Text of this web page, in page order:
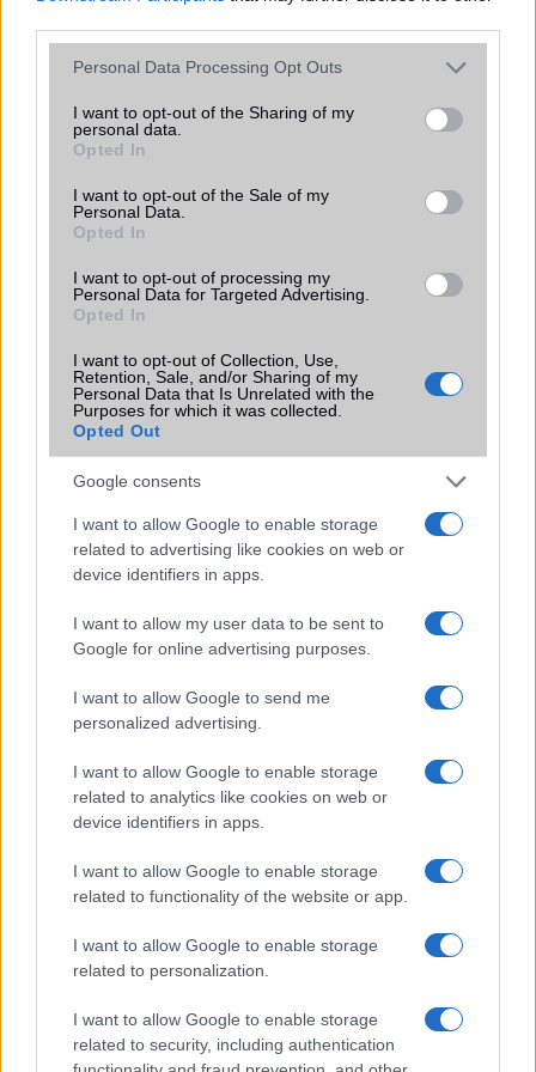
Please note that this website/app uses one or more Google
not limited to your visit or usage behaviour. You may click to
grant or deny consent to Google and its third-party tags to
use your data for below specified purposes in below Google
consent section.
Personal Data Processing Opt Outs
I want to opt-out of the Sharing of my
personal data.
Opted In
I want to opt-out of the Sale of my
Personal Data.
Opted In
I want to opt-out of processing my
Personal Data for Targeted Advertising.
Opted In
I want to opt-out of Collection, Use,
Retention, Sale, and/or Sharing of my
Personal Data that Is Unrelated with the
Purposes for which it was collected.
Opted Out
Google consents
I want to allow Google to enable storage
related to advertising like cookies on web or
device identifiers in apps.
I want to allow my user data to be sent to
Google for online advertising purposes.
I want to allow Google to send me
personalized advertising.
I want to allow Google to enable storage
related to analytics like cookies on web or
device identifiers in apps.
I want to allow Google to enable storage
related to functionality of the website or app.
I want to allow Google to enable storage
related to personalization.
I want to allow Google to enable storage
related to security, including authentication
KAPCSOLÓDÓ HÍREK
Mit szeretnénk az iOS 7-ben?
iOS7: vadiúj külső
WWDC: ilyen lesz az iOS 7
Megjelent az iOS7: nagy a dilemma
iOS 7: így néz ki az új rendszer
A régebbi Apple készülékekre nem lesz iOS 7
iOS 7: videóban is lehet zoomolni
Te is behánysz az iOS 7-től?
Számos népszerű Samsung Galaxy készülék kimarad a One
UI 9 frissítésből – itt a lista az érintett modellekről
iPhone 18 bemutató dátum - ekkor rántja le a leplet az
Az Android rejtett automatizmusai: hat funkció, amely
észrevétlenül könnyíti meg a mindennapokat
Ez a rejtett Samsung funkció teljesen megváltoztatja a
mobilhasználatot – sokan mégsem tudnak róla
Nem biztos, hogy érdemes kivárni az iPhone 18 Prot
A Galaxy S25 is megkaphatja a Galaxy S26 egyik legjobb
Élőképeken a Dark Cherry színű iPhone 18 Pro Max!